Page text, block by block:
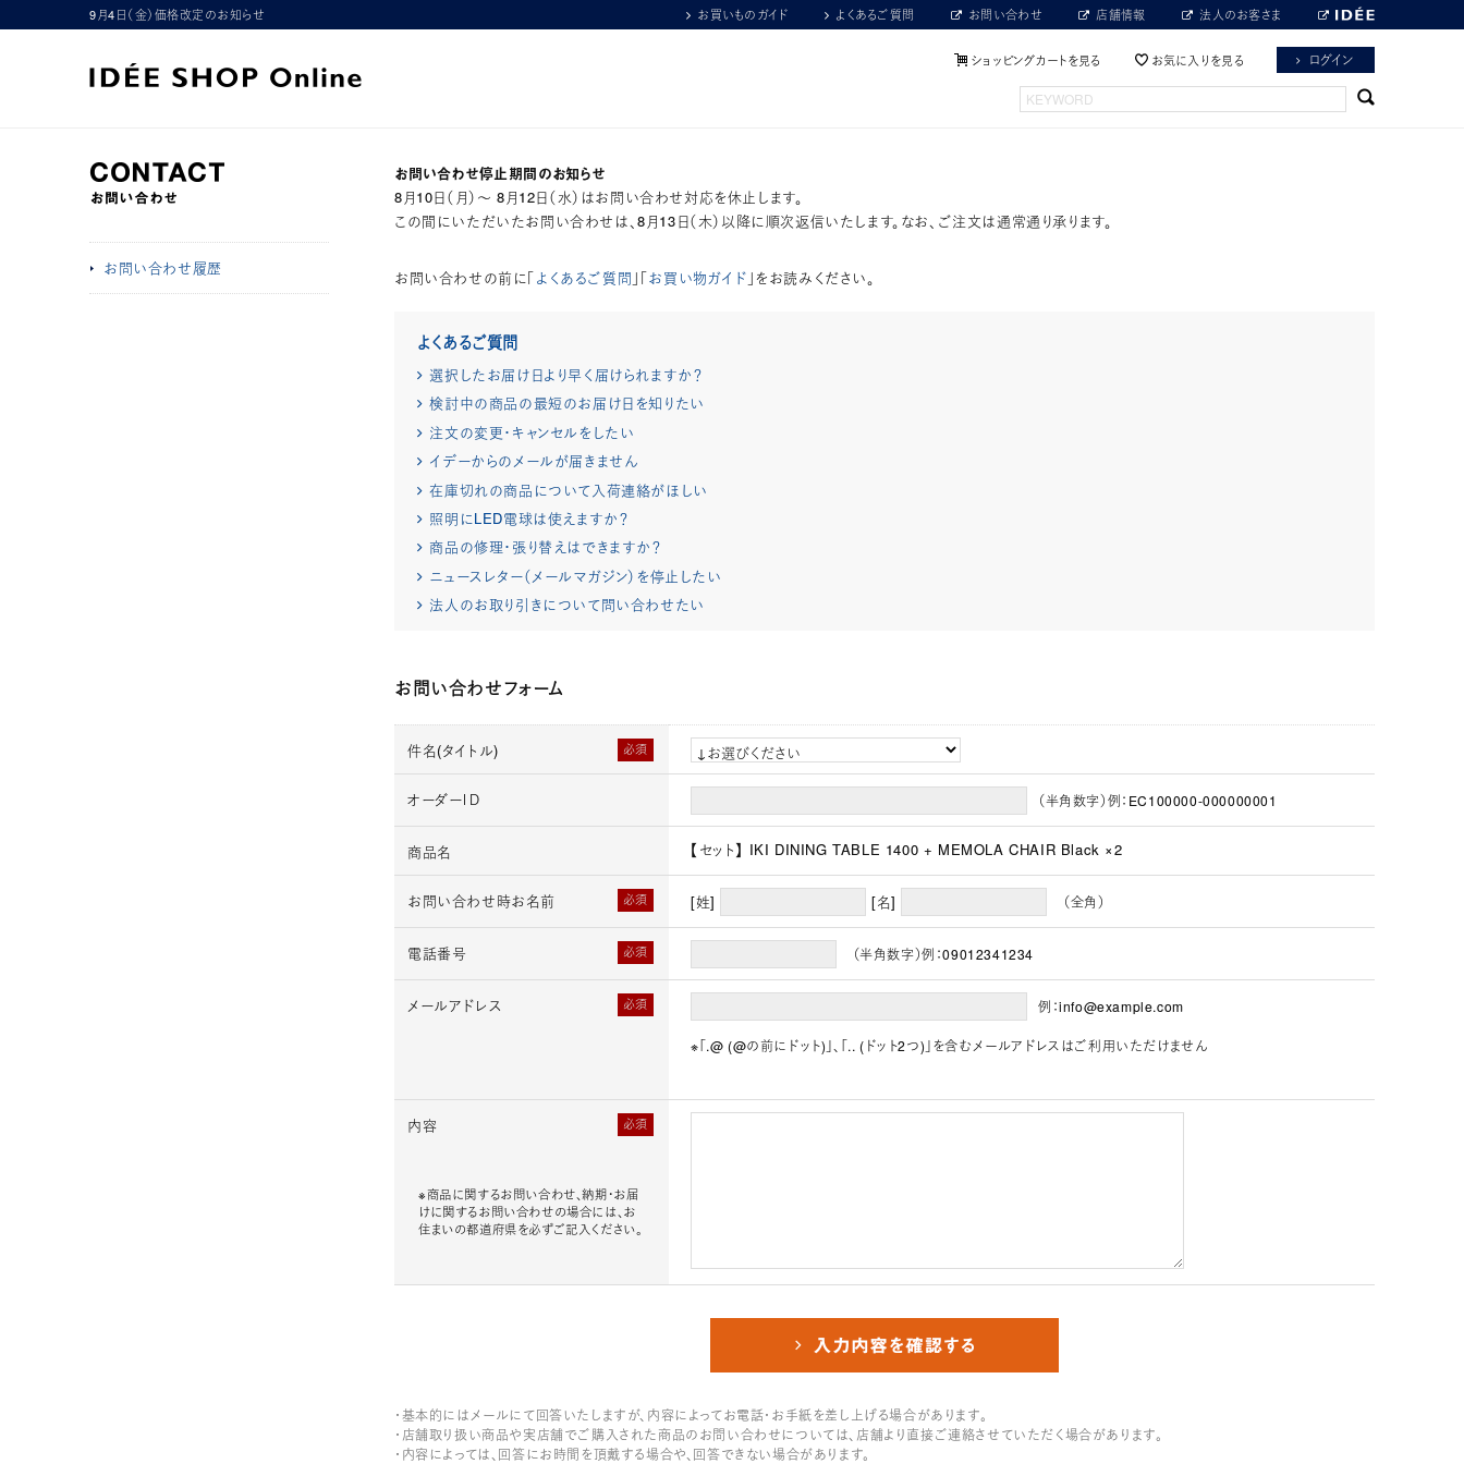
9月4日（金）価格改定のお知らせ お買いものガイド よくあるご質問 お問い合わせ 店舗情報 法人のお客さま
ショッピングカートを見る お気に入りを見る ログイン
お問い合わせ履歴
お問い合わせ停止期間のお知らせ
8月10日（月）～ 8月12日（水）はお問い合わせ対応を休止します。
この間にいただいたお問い合わせは、8月13日（木）以降に順次返信いたします。なお、ご注文は通常通り承ります。
お問い合わせの前に「よくあるご質問 」「お買い物ガイド 」をお読みください。
よくあるご質問
選択したお届け日より早く届けられますか？
検討中の商品の最短のお届け日を知りたい
注文の変更・キャンセルをしたい
イデーからのメールが届きません
在庫切れの商品について入荷連絡がほしい
照明にLED電球は使えますか？
商品の修理・張り替えはできますか？
ニュースレター（メールマガジン）を停止したい
法人のお取り引きについて問い合わせたい
お問い合わせフォーム
必須
件名(タイトル)
オーダーＩＤ （半角数字）例：EC100000-000000001
商品名 【セット】 IKI DINING TABLE 1400 + MEMOLA CHAIR Black ×2
必須
お問い合わせ時お名前 [姓] [名] （全角）
必須
電話番号 （半角数字）例：09012341234
必須
メールアドレス 例：info@example.com
※「.@ (@の前にドット)」、「.. (ドット2つ)」を含むメールアドレスはご利用いただけません
必須
内容
※商品に関するお問い合わせ、納期・お届
けに関するお問い合わせの場合には、お
住まいの都道府県を必ずご記入ください。
・基本的にはメールにて回答いたしますが、内容によってお電話・お手紙を差し上げる場合があります。
・店舗取り扱い商品や実店舗でご購入された商品のお問い合わせについては、店舗より直接ご連絡させていただく場合があります。
・内容によっては、回答にお時間を頂戴する場合や、回答できない場合があります。